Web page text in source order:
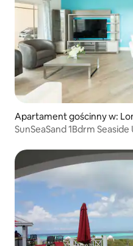
Apartament gościnny w:
SunSeaSand 1Bdrm